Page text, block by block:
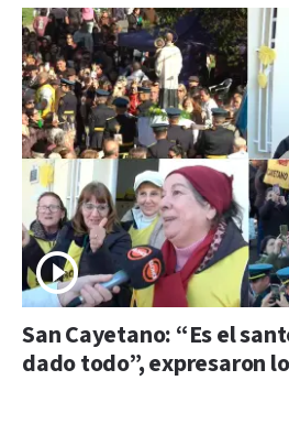
San Cayetano: “Es el
dado todo”, expresaron